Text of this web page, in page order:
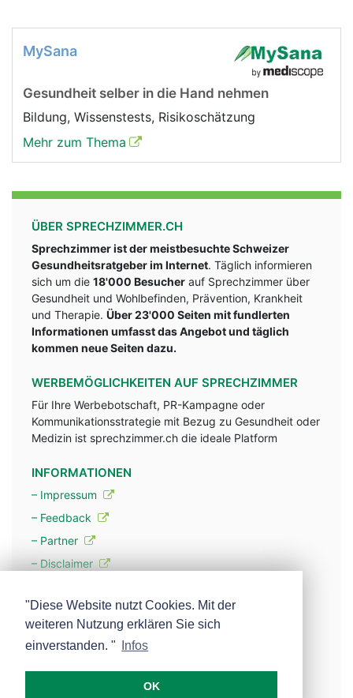
MySana
Gesundheit selber in die Hand nehmen
Bildung, Wissenstests, Risikoschätzung
Mehr zum Thema
ÜBER SPRECHZIMMER.CH
Sprechzimmer ist der meistbesuchte Schweizer
Gesundheitsratgeber im Internet. Täglich informieren
sich um die 18'000 Besucher auf Sprechzimmer über
Gesundheit und Wohlbefinden, Prävention, Krankheit
und Therapie. Über 23'000 Seiten mit fundlerten
Informationen umfasst das Angebot und täglich
kommen neue Seiten dazu.
WERBEMÖGLICHKEITEN AUF SPRECHZIMMER
Für Ihre Werbebotschaft, PR-Kampagne oder
Kommunikationsstrategie mit Bezug zu Gesundheit oder
Medizin ist sprechzimmer.ch die ideale Platform
INFORMATIONEN
– Impressum
– Feedback
– Partner
– Disclaimer
– Werbung
– Mehr über unsere Experten
"Diese Website nutzt Cookies. Mit der
weiteren Nutzung erklären Sie sich
einverstanden. "
Infos
OK